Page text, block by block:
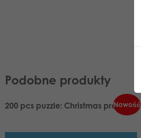
Podobne produkty
Nowość
200 pcs puzzle: Christmas presents